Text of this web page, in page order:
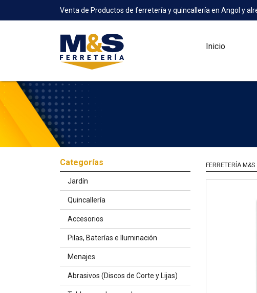
Venta de Productos de ferretería y quincallería en Angol y
Inicio
Categorías
Jardín
Quincallería
Accesorios
Pilas, Baterías e Iluminación
Menajes
Abrasivos (Discos de Corte y Lijas)
FERRETERÍA M&S